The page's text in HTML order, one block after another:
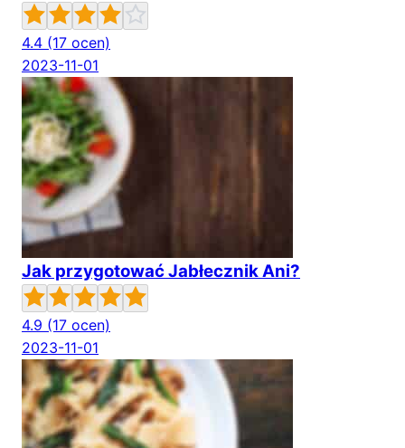
4.4 (17 ocen)
2023-11-01
Jak przygotować Jabłecznik Ani?
4.9 (17 ocen)
2023-11-01